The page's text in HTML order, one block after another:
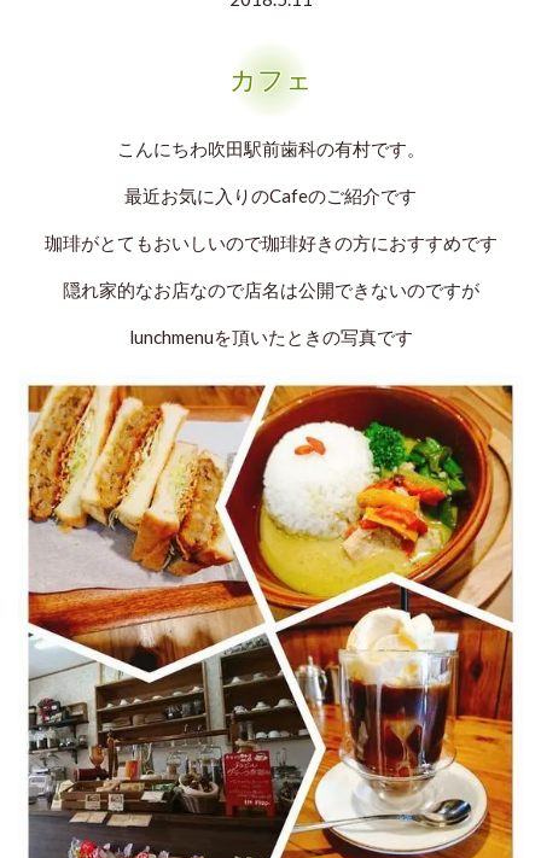
カフェ
こんにちわ吹田駅前歯科の有村です。
最近お気に入りのCafeのご紹介です
珈琲がとてもおいしいので珈琲好きの方におすすめです
隠れ家的なお店なので店名は公開できないのですが
lunchmenuを頂いたときの写真です